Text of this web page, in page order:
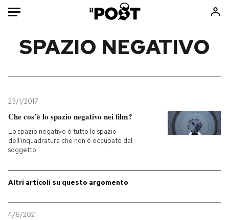
Mondo
Politica
Tecnologia
Internet
Sport
Consumismi
Ok Boomer!
Mondiali calcio 2026
SPAZIO NEGATIVO
23/1/2017
Che cos’è lo spazio negativo nei film?
Lo spazio negativo è tutto lo spazio
dell'inquadratura che non è occupato dal
soggetto
Altri articoli su questo argomento
4/6/2021